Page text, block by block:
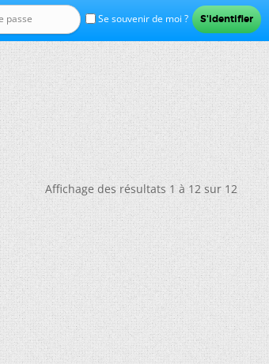
Se souvenir de moi ?
Affichage des résultats 1 à 12 sur 12